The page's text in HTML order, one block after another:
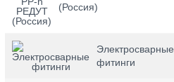
(Россия)
Электросварные
фитинги